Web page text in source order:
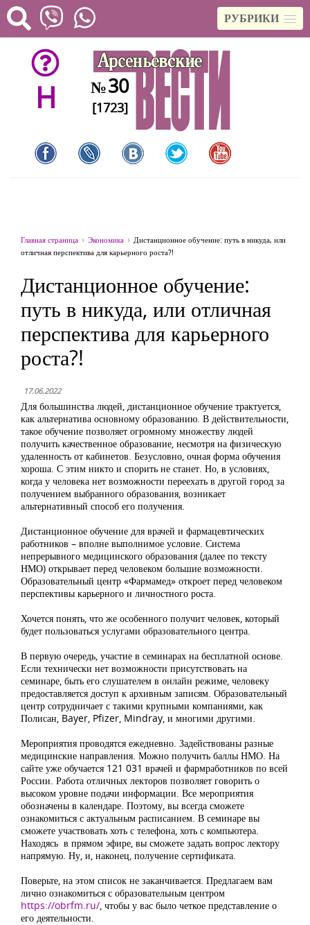
РУБРИКИ
H №30
[1723]
Главная страница Экономика
Дистанционное обучение: путь в никуда, или
отличная перспектива для карьерного роста?!
Дистанционное обучение:
путь в никуда, или отличная
перспектива для карьерного
роста?!
17.06.2022
Для большинства людей, дистанционное обучение трактуется,
как альтернатива основному образованию. В действительности,
такое обучение позволяет огромному множеству людей
получить качественное образование, несмотря на физическую
удаленность от кабинетов. Безусловно, очная форма обучения
хороша. С этим никто и спорить не станет. Но, в условиях,
когда у человека нет возможности переехать в другой город за
получением выбранного образования, возникает
альтернативный способ его получения.
Дистанционное обучение для врачей и фармацевтических
работников – вполне выполнимое условие. Система
непрерывного медицинского образования (далее по тексту
НМО) открывает перед человеком большие возможности.
Образовательный центр «Фармамед» откроет перед человеком
перспективы карьерного и личностного роста.
Хочется понять, что же особенного получит человек, который
будет пользоваться услугами образовательного центра.
В первую очередь, участие в семинарах на бесплатной основе.
Если технически нет возможности присутствовать на
семинаре, быть его слушателем в онлайн режиме, человеку
предоставляется доступ к архивным записям. Образовательный
центр сотрудничает с такими крупными компаниями, как
Полисан, Bayer, Pfizer, Mindray, и многими другими.
Мероприятия проводятся ежедневно. Задействованы разные
медицинские направления. Можно получить баллы НМО. На
сайте уже обучается 121 031 врачей и фармработников по всей
России. Работа отличных лекторов позволяет говорить о
высоком уровне подачи информации. Все мероприятия
обозначены в календаре. Поэтому, вы всегда сможете
ознакомиться с актуальным расписанием. В семинаре вы
сможете участвовать хоть с телефона, хоть с компьютера.
Находясь в прямом эфире, вы сможете задать вопрос лектору
напрямую. Ну, и, наконец, получение сертификата.
Поверьте, на этом список не заканчивается. Предлагаем вам
лично ознакомиться с образовательным центром
https://obrfm.ru/, чтобы у вас было четкое представление о
его деятельности.